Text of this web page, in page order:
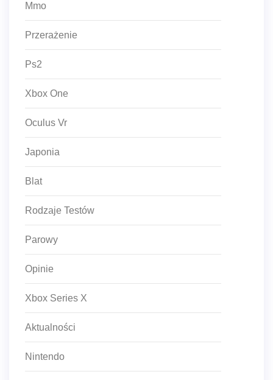
Mmo
Przerażenie
Ps2
Xbox One
Oculus Vr
Japonia
Blat
Rodzaje Testów
Parowy
Opinie
Xbox Series X
Aktualności
Nintendo